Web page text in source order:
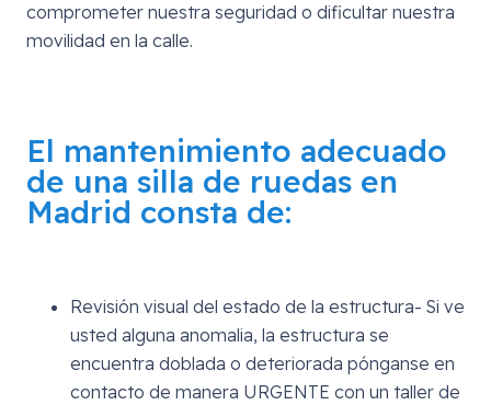
comprometer nuestra seguridad o dificultar nuestra
movilidad en la calle.
El mantenimiento adecuado
de una silla de ruedas en
Madrid consta de:
Revisión visual del estado de la estructura- Si ve
usted alguna anomalia, la estructura se
encuentra doblada o deteriorada pónganse en
contacto de manera URGENTE con un taller de